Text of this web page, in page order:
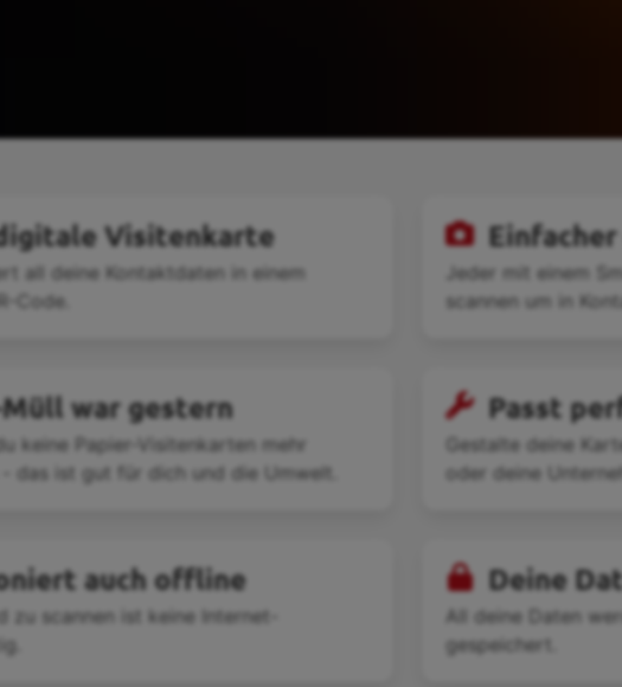
Visitenkarte
all deine Kontaktdaten in einem
Code.
Jeder mit einem
scannen um in
war gestern
keine Papier-Visitenkarten mehr
- das ist gut für dich und die Umwelt.
Passt
Gestalte deine
oder deine
auch offline
zu scannen ist keine Internet-
Deine
All deine Daten
gespeichert.